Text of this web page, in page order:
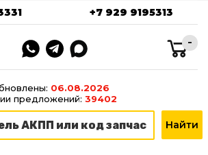
+7 929 9195313
-
06.08.2026
предложений: 39402